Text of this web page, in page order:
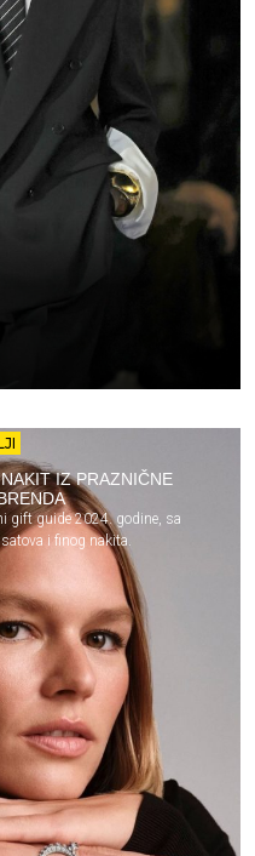
IZ PRAZNIČNE
gift guide 2024. godine, sa
i finog nakita.